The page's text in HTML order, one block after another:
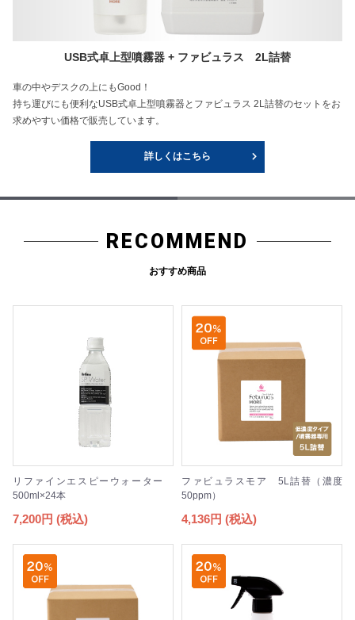
USB式卓上型噴霧器 + ファビュラス 2L詰替
車の中やデスクの上にもGood！
持ち運びにも便利なUSB式卓上型噴霧器とファビュラス 2L詰替のセットをお
求めやすい価格で販売しています。
詳しくはこちら
RECOMMEND
おすすめ商品
リファインエスピーウォーター
500ml×24本
7,200円 (税込)
ファビュラスモア 5L詰替（濃度
50ppm）
4,136円 (税込)